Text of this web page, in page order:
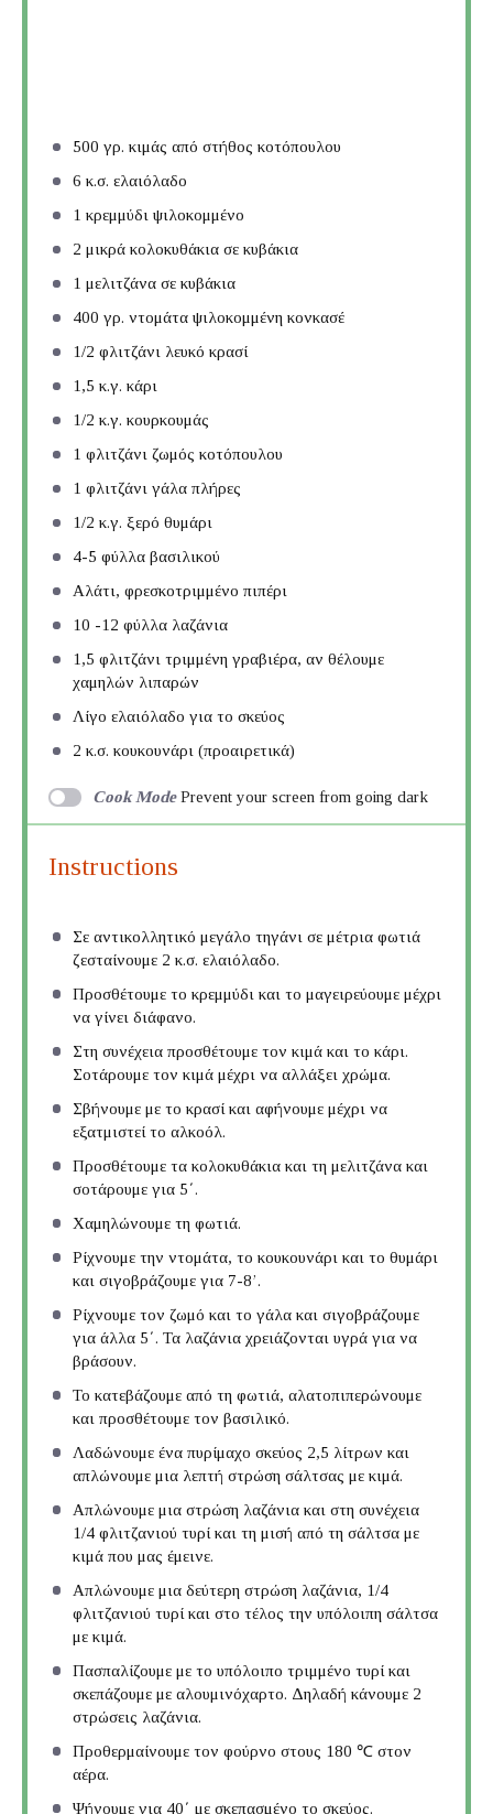
500 γρ. κιμάς από στήθος κοτόπουλου
6 κ.σ. ελαιόλαδο
1 κρεμμύδι ψιλοκομμένο
2 μικρά κολοκυθάκια σε κυβάκια
1 μελιτζάνα σε κυβάκια
400 γρ. ντομάτα ψιλοκομμένη κονκασέ
1/2 φλιτζάνι λευκό κρασί
1 ,5 κ.γ. κάρι
1/2 κ.γ. κουρκουμάς
1 φλιτζάνι ζωμός κοτόπουλου
1 φλιτζάνι γάλα πλήρες
1/2 κ.γ. ξερό θυμάρι
4-5 φύλλα βασιλικού
Αλάτι, φρεσκοτριμμένο πιπέρι
10 -12 φύλλα λαζάνια
1 ,5 φλιτζάνι τριμμένη γραβιέρα, αν θέλουμε
χαμηλών λιπαρών
Λίγο ελαιόλαδο για το σκεύος
2 κ.σ. κουκουνάρι (προαιρετικά)
Cook Mode Prevent your screen from going dark
Instructions
Σε αντικολλητικό μεγάλο τηγάνι σε μέτρια φωτιά
ζεσταίνουμε 2 κ.σ. ελαιόλαδο.
Προσθέτουμε το κρεμμύδι και το μαγειρεύουμε μέχρι
να γίνει διάφανο.
Στη συνέχεια προσθέτουμε τον κιμά και το κάρι.
Σοτάρουμε τον κιμά μέχρι να αλλάξει χρώμα.
Σβήνουμε με το κρασί και αφήνουμε μέχρι να
εξατμιστεί το αλκοόλ.
Προσθέτουμε τα κολοκυθάκια και τη μελιτζάνα και
σοτάρουμε για 5΄.
Χαμηλώνουμε τη φωτιά.
Ρίχνουμε την ντομάτα, το κουκουνάρι και το θυμάρι
και σιγοβράζουμε για 7-8’.
Ρίχνουμε τον ζωμό και το γάλα και σιγοβράζουμε
για άλλα 5΄. Τα λαζάνια χρειάζονται υγρά για να
βράσουν.
Το κατεβάζουμε από τη φωτιά, αλατοπιπερώνουμε
και προσθέτουμε τον βασιλικό.
Λαδώνουμε ένα πυρίμαχο σκεύος 2,5 λίτρων και
απλώνουμε μια λεπτή στρώση σάλτσας με κιμά.
Απλώνουμε μια στρώση λαζάνια και στη συνέχεια
1/4 φλιτζανιού τυρί και τη μισή από τη σάλτσα με
κιμά που μας έμεινε.
Απλώνουμε μια δεύτερη στρώση λαζάνια, 1/4
φλιτζανιού τυρί και στο τέλος την υπόλοιπη σάλτσα
με κιμά.
Πασπαλίζουμε με το υπόλοιπο τριμμένο τυρί και
σκεπάζουμε με αλουμινόχαρτο. Δηλαδή κάνουμε 2
στρώσεις λαζάνια.
Προθερμαίνουμε τον φούρνο στους 180 ℃ στον
αέρα.
Ψήνουμε για 40΄ με σκεπασμένο το σκεύος.